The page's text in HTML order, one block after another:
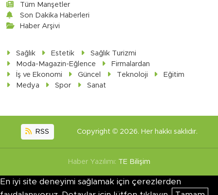
Tüm Manşetler
Son Dakika Haberleri
Haber Arşivi
Sağlık Estetik
Sağlık Turizmi
Moda-Magazin-Eğlence
Firmalardan
İş ve Ekonomi
Güncel Teknoloji
Eğitim
Medya
Spor Sanat
RSS Copyright © 2026. Her hakkı saklıdır.
Haber Yazılımı: TE Bilişim
En iyi site deneyimi sağlamak için çerezlerden